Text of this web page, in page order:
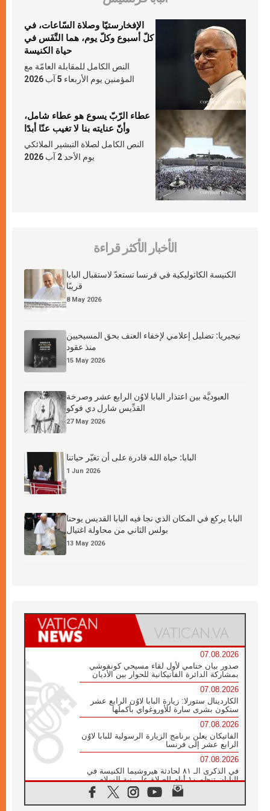
الإفخارستيّا وصلاة السّاعات، في
كلّ أسبوع وكلّ يوم، هما النَّفَس في
حياة الكنيسة
النص الكامل للمقابلة العامّة مع
المؤمنين يوم الأربعاء 5 آب 2026
عطاء الرّبّ يسوع هو عطاء شامل،
وأنّ عنايته بنا لا تغيب عنّا أبدًا
النص الكامل لصلاة التبشير الملائكي
يوم الأحد 2 آب 2026
الأخبار الأكثر قراءة
الكنيسة الكاثوليكية في فرنسا تستعدّ لاستقبال البابا
قريبًا
8 May 2026
نيجيريا: تضليل إعلامي لإخفاء العنف بحق المسيحيين
منذ عقود
15 May 2026
العبوديَّة بين اعتذار البابا لاوُن الرابع عشر وصرخة
القدِّيس شارل دي فوكو
27 May 2026
البابا: حياة الله قادرة على أن تغيّر حياتنا
1 Jun 2026
البابا يركع في المكان الذي نجا فيه البابا القديس يوحنا
بولس الثاني من محاولة اغتيال
13 May 2026
07.08.2026
صدور بيان ختامي لأول لقاء مسيحي كونفوشي
بمشاركة الدائرة الفاتيكانية للحوار بين الأديان
07.08.2026
الكاردينال ستورلا: زيارة البابا لاوُن الرابع عشر
ستكون بشرى سارة للأوروغواي بأكملها
07.08.2026
الفاتيكان يعلن برنامج الزيارة الرسولية للبابا لاوُن
الرابع عشر إلى فرنسا
07.08.2026
في الذكرى الـ ٨١ لحادثة هيروشيما الكنيسة في
اليابان تنظم ١٠ أيام للصلاة على نية السلام
الكنيسة في الأوروغواي: زيارة البابا ستعزز